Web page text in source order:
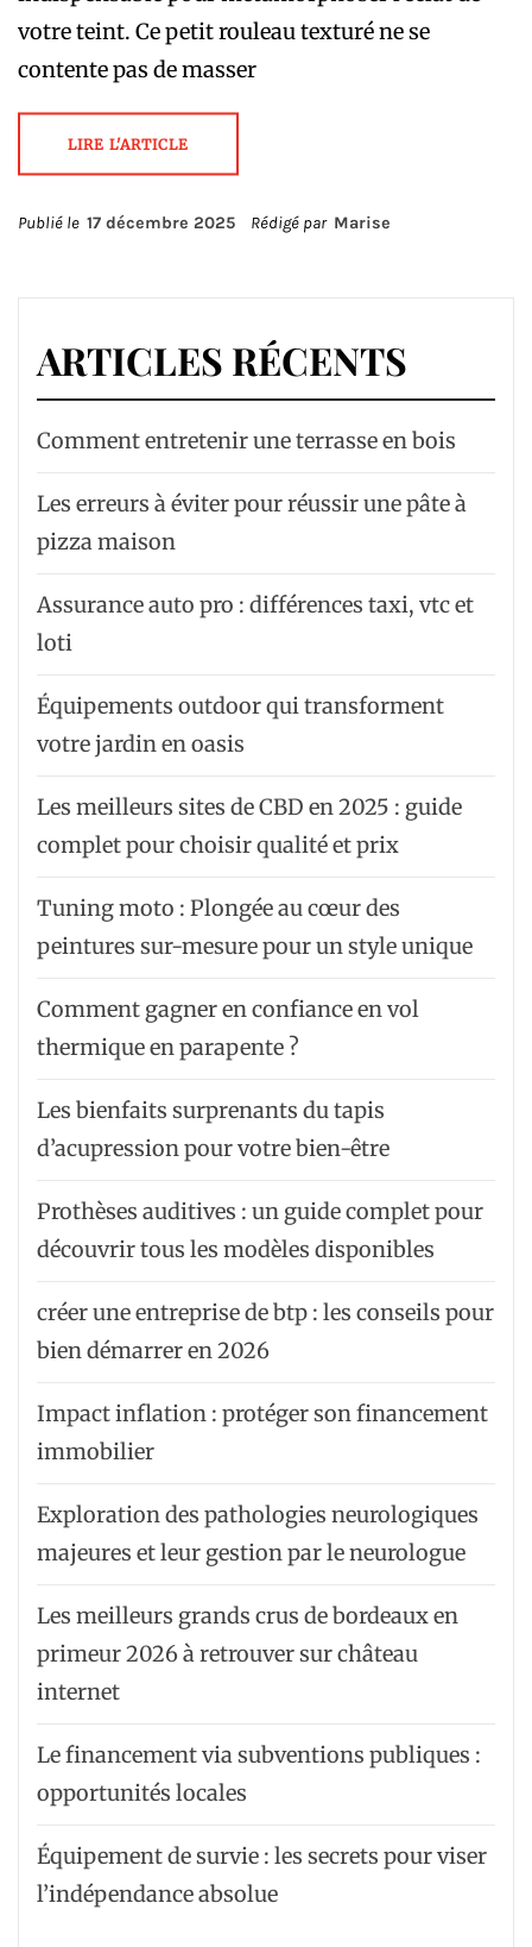
votre teint. Ce petit rouleau texturé ne se
contente pas de masser
LIRE L'ARTICLE
Publié le 17 décembre 2025 Rédigé par Marise
ARTICLES RÉCENTS
Comment entretenir une terrasse en bois
Les erreurs à éviter pour réussir une pâte à
pizza maison
Assurance auto pro : différences taxi, vtc et
loti
Équipements outdoor qui transforment
votre jardin en oasis
Les meilleurs sites de CBD en 2025 : guide
complet pour choisir qualité et prix
Tuning moto : Plongée au cœur des
peintures sur-mesure pour un style unique
Comment gagner en confiance en vol
thermique en parapente ?
Les bienfaits surprenants du tapis
d’acupression pour votre bien-être
Prothèses auditives : un guide complet pour
découvrir tous les modèles disponibles
créer une entreprise de btp : les conseils pour
bien démarrer en 2026
Impact inflation : protéger son financement
immobilier
Exploration des pathologies neurologiques
majeures et leur gestion par le neurologue
Les meilleurs grands crus de bordeaux en
primeur 2026 à retrouver sur château
internet
Le financement via subventions publiques :
opportunités locales
Équipement de survie : les secrets pour viser
l’indépendance absolue